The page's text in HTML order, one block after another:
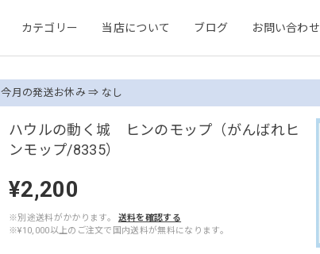
カテゴリー 当店について ブログ お問い合わせ
今月の発送お休み ⇒ なし
ハウルの動く城 ヒンのモップ（がんばれヒ
ンモップ/8335）
¥2,200
※別途送料がかかります。
送料を確認する
※¥10,000以上のご注文で国内送料が無料になります。